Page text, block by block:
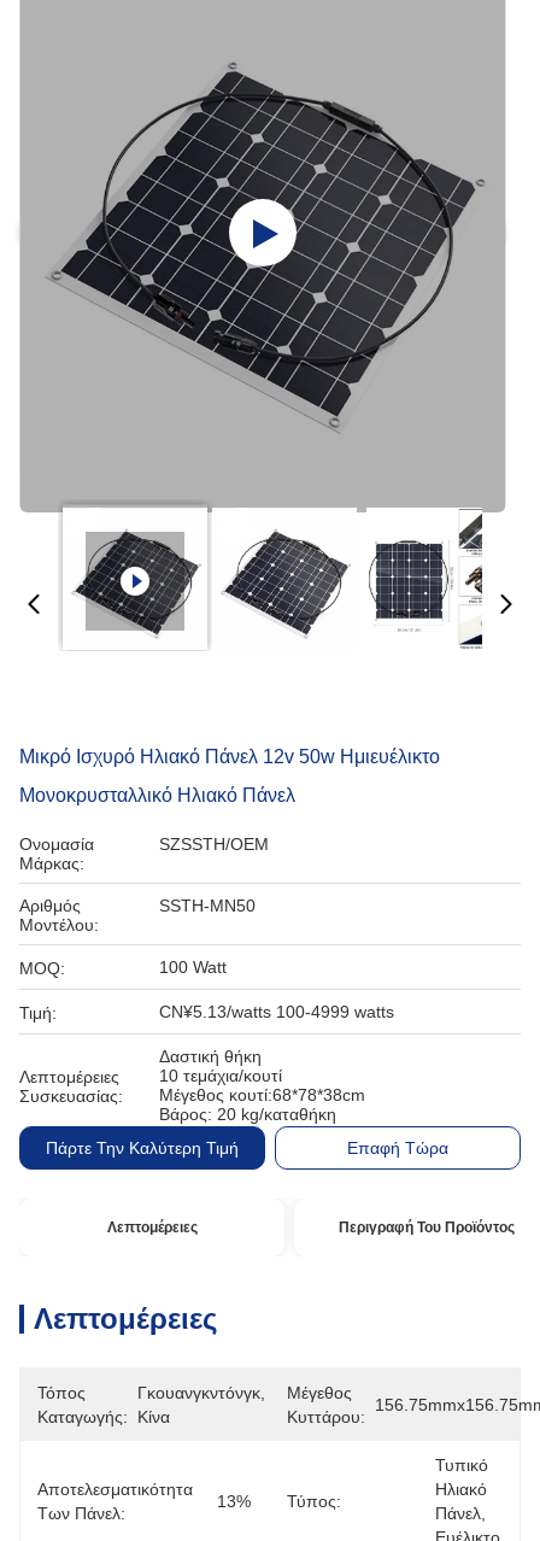
Μικρό Ισχυρό Ηλιακό Πάνελ 12v 50w Ημιευέλικτο
Μονοκρυσταλλικό Ηλιακό Πάνελ
Ονομασία
Μάρκας:
SZSSTH/OEM
Αριθμός
Μοντέλου:
SSTH-MN50
MOQ: 100 Watt
Τιμή: CN¥5.13/watts 100-4999 watts
Λεπτομέρειες
Συσκευασίας:
Δαστική θήκη
10 τεμάχια/κουτί
Μέγεθος κουτί:68*78*38cm
Βάρος: 20 kg/καταθήκη
Πάρτε Την Καλύτερη Τιμή
Επαφή Τώρα
Λεπτομέρειες Περιγραφή Του Προϊόντος
Λεπτομέρειες
Τόπος
Καταγωγής:
Γκουανγκντόνγκ,
Κίνα
Μέγεθος
Κυττάρου:
Αποτελεσματικότητα
Των Πάνελ:
13% Τύπος:
Τυπικό
Ηλιακό
Πάνελ,